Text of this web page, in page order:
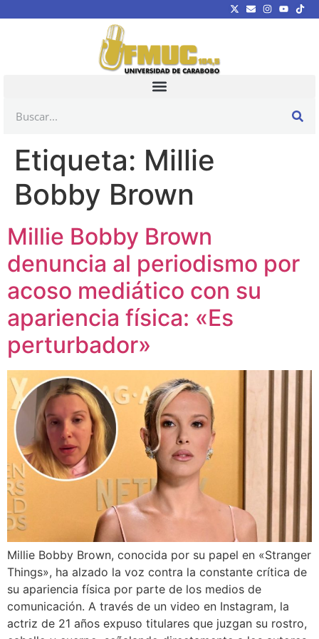
Etiqueta: Millie
Bobby Brown
Millie Bobby Brown
denuncia al periodismo por
acoso mediático con su
apariencia física: «Es
perturbador»
Millie Bobby Brown, conocida por su papel en «Stranger
Things», ha alzado la voz contra la constante crítica de
su apariencia física por parte de los medios de
comunicación. A través de un video en Instagram, la
actriz de 21 años expuso titulares que juzgan su rostro,